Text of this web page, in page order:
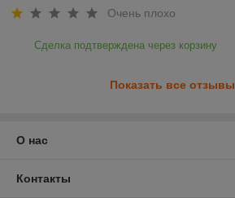
Очень плохо
Сделка подтверждена через корзину
Показать все отзывы
О нас
Контакты